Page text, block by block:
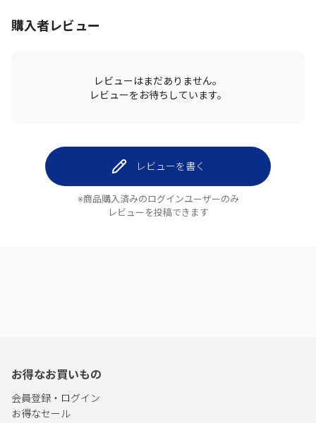
購入者レビュー
レビューはまだありません。
レビューをお待ちしています。
レビューを書く
※商品購入済みのログインユーザーのみ
レビューを投稿できます
お得なお買いもの
会員登録・ログイン
お得なセール